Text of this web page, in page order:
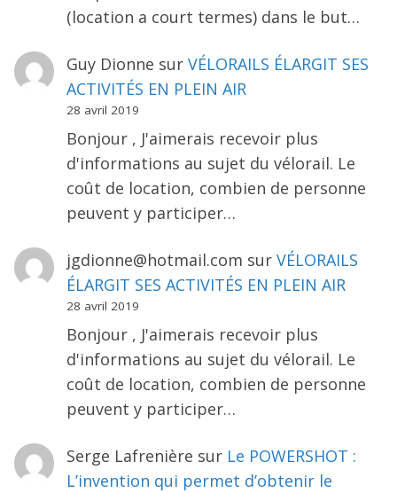
(location a court termes) dans le but…
Guy Dionne sur VÉLORAILS ÉLARGIT SES
ACTIVITÉS EN PLEIN AIR
28 avril 2019
Bonjour , J'aimerais recevoir plus
d'informations au sujet du vélorail. Le
coût de location, combien de personne
peuvent y participer…
jgdionne@hotmail.com sur VÉLORAILS
ÉLARGIT SES ACTIVITÉS EN PLEIN AIR
28 avril 2019
Bonjour , J'aimerais recevoir plus
d'informations au sujet du vélorail. Le
coût de location, combien de personne
peuvent y participer…
Serge Lafrenière sur Le POWERSHOT :
L’invention qui permet d’obtenir le